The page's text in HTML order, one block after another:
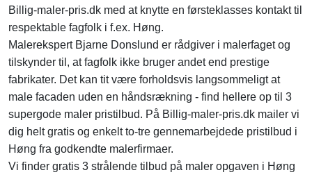
Billig-maler-pris.dk med at knytte en førsteklasses kontakt til
respektable fagfolk i f.ex. Høng.
Malerekspert Bjarne Donslund er rådgiver i malerfaget og
tilskynder til, at fagfolk ikke bruger andet end prestige
fabrikater. Det kan tit være forholdsvis langsommeligt at
male facaden uden en håndsrækning - find hellere op til 3
supergode maler pristilbud. På Billig-maler-pris.dk mailer vi
dig helt gratis og enkelt to-tre gennemarbejdede pristilbud i
Høng fra godkendte malerfirmaer.
Vi finder gratis 3 strålende tilbud på maler opgaven i Høng